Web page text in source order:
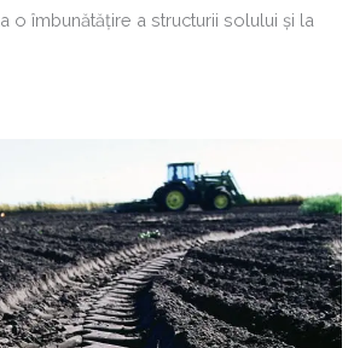
o îmbunătățire a structurii solului și la